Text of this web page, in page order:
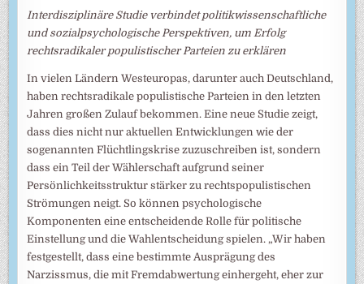
Interdisziplinäre Studie verbindet politikwissenschaftliche
und sozialpsychologische Perspektiven, um Erfolg
rechtsradikaler populistischer Parteien zu erklären
In vielen Ländern Westeuropas, darunter auch Deutschland,
haben rechtsradikale populistische Parteien in den letzten
Jahren großen Zulauf bekommen. Eine neue Studie zeigt,
dass dies nicht nur aktuellen Entwicklungen wie der
sogenannten Flüchtlingskrise zuzuschreiben ist, sondern
dass ein Teil der Wählerschaft aufgrund seiner
Persönlichkeitsstruktur stärker zu rechtspopulistischen
Strömungen neigt. So können psychologische
Komponenten eine entscheidende Rolle für politische
Einstellung und die Wahlentscheidung spielen. „Wir haben
festgestellt, dass eine bestimmte Ausprägung des
Narzissmus, die mit Fremdabwertung einhergeht, eher zur